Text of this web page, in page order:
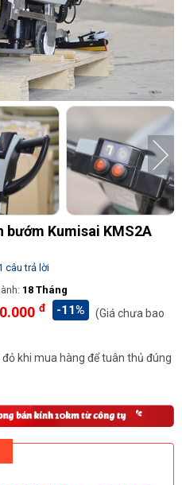
bướm Kumisai KMS2A
câu trả lời
18 Tháng
đ -11%
(Giá chưa bao
khi mua hàng để tuân thủ đúng